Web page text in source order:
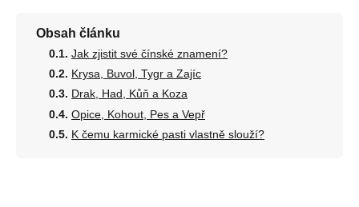
Obsah článku
Jak zjistit své čínské znamení?
Krysa, Buvol, Tygr a Zajíc
Drak, Had, Kůň a Koza
Opice, Kohout, Pes a Vepř
K čemu karmické pasti vlastně slouží?